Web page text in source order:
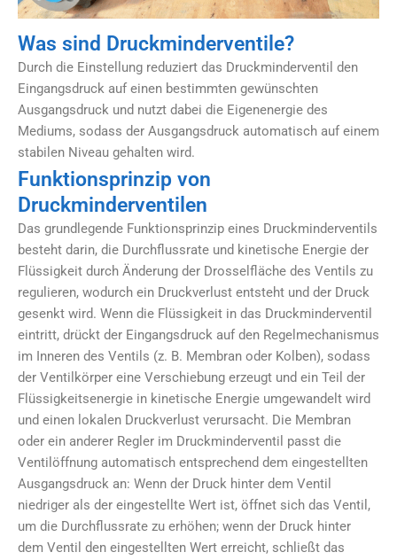
Was sind Druckminderventile?
Durch die Einstellung reduziert das Druckminderventil den
Eingangsdruck auf einen bestimmten gewünschten
Ausgangsdruck und nutzt dabei die Eigenenergie des
Mediums, sodass der Ausgangsdruck automatisch auf einem
stabilen Niveau gehalten wird.
Funktionsprinzip von
Druckminderventilen
Das grundlegende Funktionsprinzip eines Druckminderventils
besteht darin, die Durchflussrate und kinetische Energie der
Flüssigkeit durch Änderung der Drosselfläche des Ventils zu
regulieren, wodurch ein Druckverlust entsteht und der Druck
gesenkt wird. Wenn die Flüssigkeit in das Druckminderventil
eintritt, drückt der Eingangsdruck auf den Regelmechanismus
im Inneren des Ventils (z. B. Membran oder Kolben), sodass
der Ventilkörper eine Verschiebung erzeugt und ein Teil der
Flüssigkeitsenergie in kinetische Energie umgewandelt wird
und einen lokalen Druckverlust verursacht. Die Membran
oder ein anderer Regler im Druckminderventil passt die
Ventilöffnung automatisch entsprechend dem eingestellten
Ausgangsdruck an: Wenn der Druck hinter dem Ventil
niedriger als der eingestellte Wert ist, öffnet sich das Ventil,
um die Durchflussrate zu erhöhen; wenn der Druck hinter
dem Ventil den eingestellten Wert erreicht, schließt das